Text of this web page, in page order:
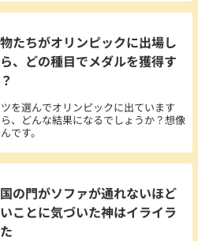
たちがオリンピックに出場し
、どの種目でメダルを獲得す
を選んでオリンピックに出ています
、どんな結果になるでしょうか？想像
です。
の門がソファが通れないほど
ことに気づいた神はイライラ